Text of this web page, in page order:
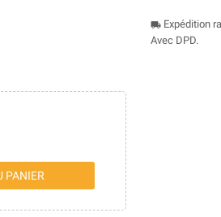
PANIER
local_shippingExpédition
Avec DPD.